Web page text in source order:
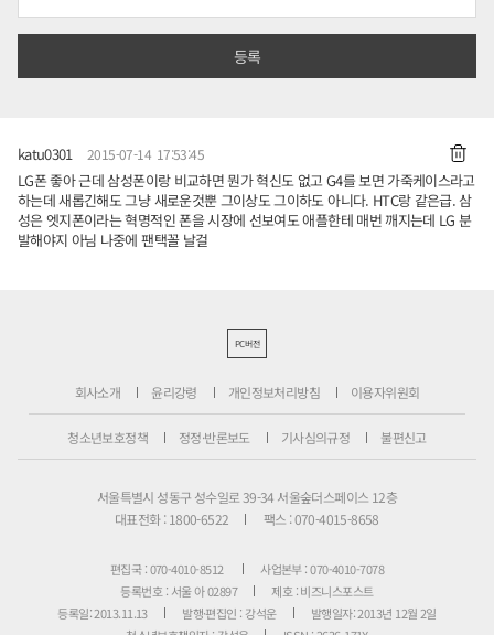
katu0301 2015-07-14 17:53:45
LG폰 좋아 근데 삼성폰이랑 비교하면 뭔가 혁신도 없고 G4를 보면 가죽케이스라고
하는데 새롭긴해도 그냥 새로운것뿐 그이상도 그이하도 아니다. HTC랑 같은급. 삼
성은 엣지폰이라는 혁명적인 폰을 시장에 선보여도 애플한테 매번 깨지는데 LG 분
발해야지 아님 나중에 팬택꼴 날걸
PC버전
회사소개 윤리강령 개인정보처리방침 이용자위원회
청소년보호정책 정정·반론보도 기사심의규정 불편신고
서울특별시 성동구 성수일로 39-34 서울숲더스페이스 12층
대표전화 : 1800-6522
팩스 : 070-4015-8658
편집국 : 070-4010-8512
사업본부 : 070-4010-7078
등록번호 : 서울 아 02897
제호 : 비즈니스포스트
등록일: 2013.11.13
발행·편집인 : 강석운
발행일자: 2013년 12월 2일